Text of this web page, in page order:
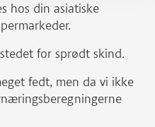
hos din asiatiske
for sprødt skind.
fedt, men da vi ikke